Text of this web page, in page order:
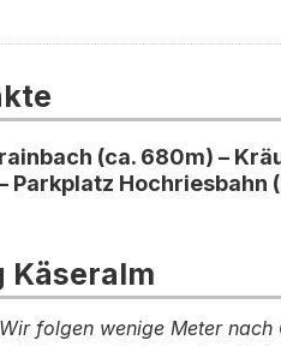
(ca. 680m) –
Parkplatz Hochriesbahn
Käseralm
Wir folgen wenige Meter